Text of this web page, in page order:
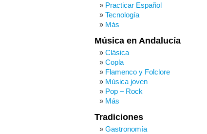
Practicar Español
Tecnología
Más
Música en Andalucía
Clásica
Copla
Flamenco y Folclore
Música joven
Pop – Rock
Más
Tradiciones
Gastronomía